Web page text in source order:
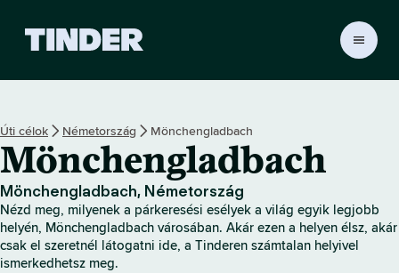
r
K
e
z
d
ő
o
Úti célok Németország Mönchengladbach
Mönchengladbach
Mönchengladbach, Németország
Nézd meg, milyenek a párkeresési esélyek a világ egyik legjobb
helyén, Mönchengladbach városában. Akár ezen a helyen élsz, akár
csak el szeretnél látogatni ide, a Tinderen számtalan helyivel
ismerkedhetsz meg.